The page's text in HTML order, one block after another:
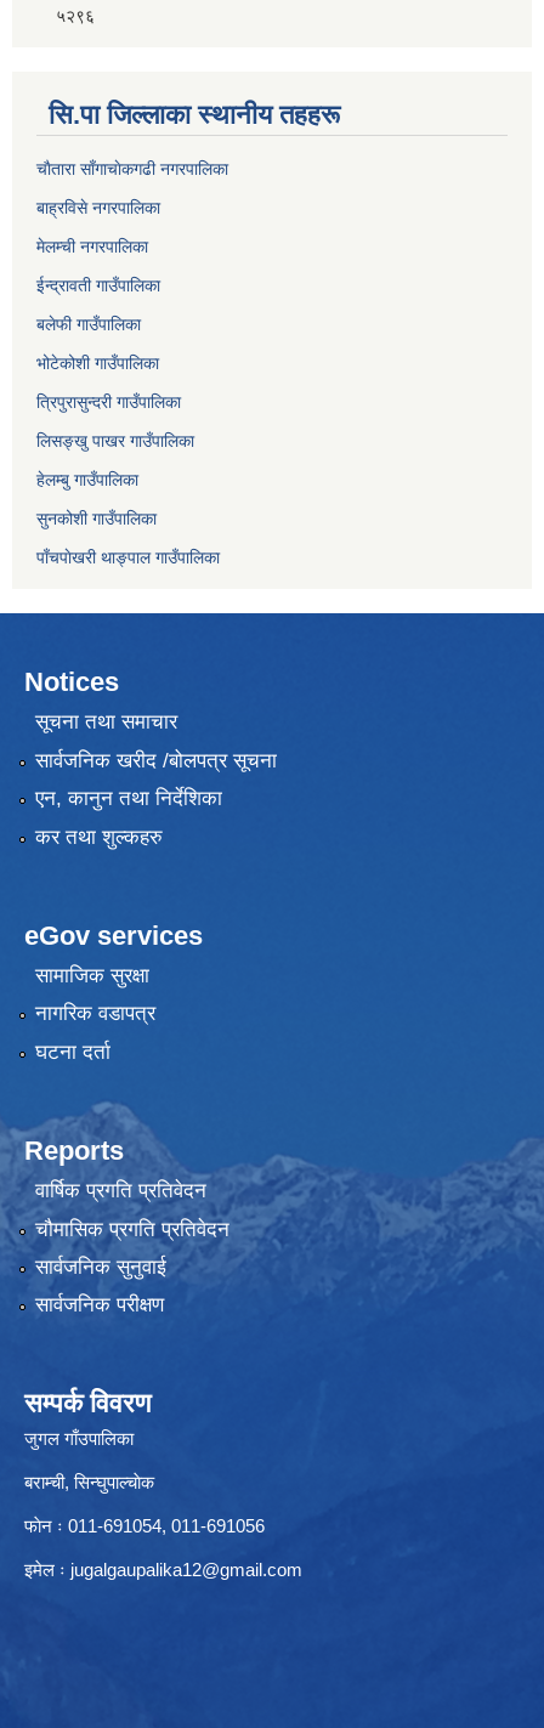
५२९६
सि.पा जिल्लाका स्थानीय तहहरू
चाैतारा साँगाचाेकगढी नगरपालिका
बाह्रविसे नगरपालिका
मेलम्ची नगरपालिका
ईन्द्रावती गाउँपालिका
बलेफी गाउँपालिका
भोटेकोशी गाउँपालिका
त्रिपुरासुन्दरी गाउँपालिका
लिसङ्खु पाखर गाउँपालिका
हेलम्बु गाउँपालिका
सुनकोशी गाउँपालिका
पाँचपाेखरी थाङ्पाल गाउँपालिका
Notices
सूचना तथा समाचार
सार्वजनिक खरीद /बोलपत्र सूचना
एन, कानुन तथा निर्देशिका
कर तथा शुल्कहरु
eGov services
सामाजिक सुरक्षा
नागरिक वडापत्र
घटना दर्ता
Reports
वार्षिक प्रगति प्रतिवेदन
चौमासिक प्रगति प्रतिवेदन
सार्वजनिक सुनुवाई
सार्वजनिक परीक्षण
सम्पर्क विवरण
जुगल गाँउपालिका
बराम्ची, सिन्घुपाल्चाेक
फाेन ः 011-691054, 011-691056
इमेल ः jugalgaupalika12@gmail.com